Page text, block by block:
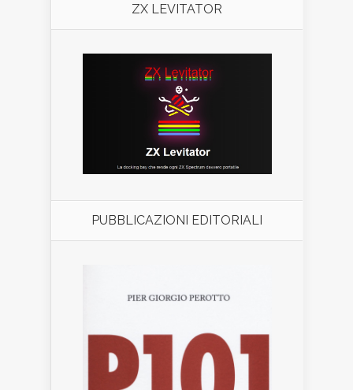
ZX LEVITATOR
PUBBLICAZIONI EDITORIALI